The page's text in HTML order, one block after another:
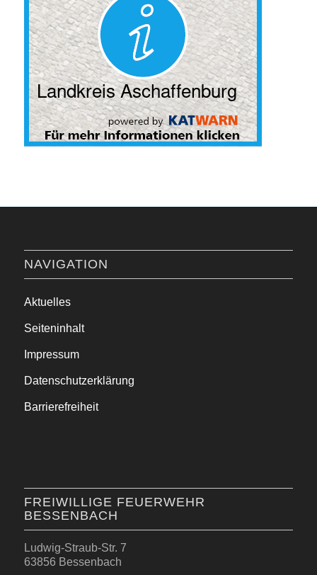
NAVIGATION
Aktuelles
Seiteninhalt
Impressum
Datenschutzerklärung
Barrierefreiheit
FREIWILLIGE FEUERWEHR
BESSENBACH
Ludwig-Straub-Str. 7
63856 Bessenbach